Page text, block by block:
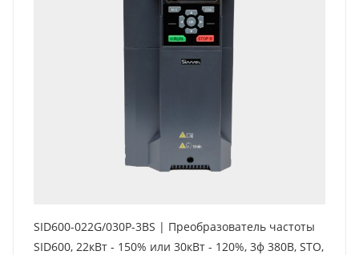
SID600-022G/030P-3BS | Преобразователь частоты
SID600, 22кВт - 150% или 30кВт - 120%, 3ф 380В, STO,